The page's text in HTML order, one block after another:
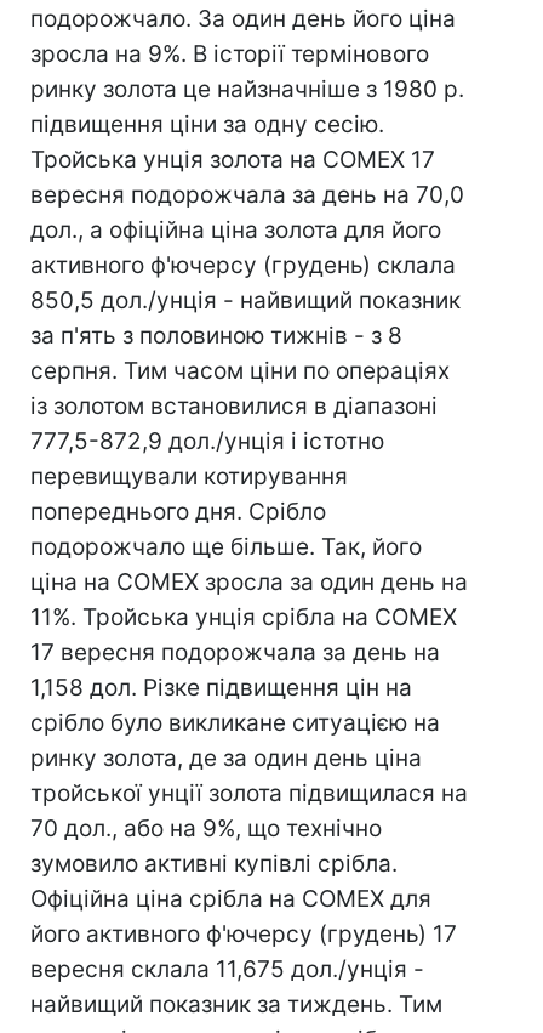
подорожчало. За один день його ціна
зросла на 9%. В історії термінового
ринку золота це найзначніше з 1980 р.
підвищення ціни за одну сесію.
Тройська унція золота на COMEX 17
вересня подорожчала за день на 70,0
дол., а офіційна ціна золота для його
активного ф'ючерсу (грудень) склала
850,5 дол./унція - найвищий показник
за п'ять з половиною тижнів - з 8
серпня. Тим часом ціни по операціях
із золотом встановилися в діапазоні
777,5-872,9 дол./унція і істотно
перевищували котирування
попереднього дня. Срібло
подорожчало ще більше. Так, його
ціна на COMEX зросла за один день на
11%. Тройська унція срібла на COMEX
17 вересня подорожчала за день на
1,158 дол. Різке підвищення цін на
срібло було викликане ситуацією на
ринку золота, де за один день ціна
тройської унції золота підвищилася на
70 дол., або на 9%, що технічно
зумовило активні купівлі срібла.
Офіційна ціна срібла на COMEX для
його активного ф'ючерсу (грудень) 17
вересня склала 11,675 дол./унція -
найвищий показник за тиждень. Тим